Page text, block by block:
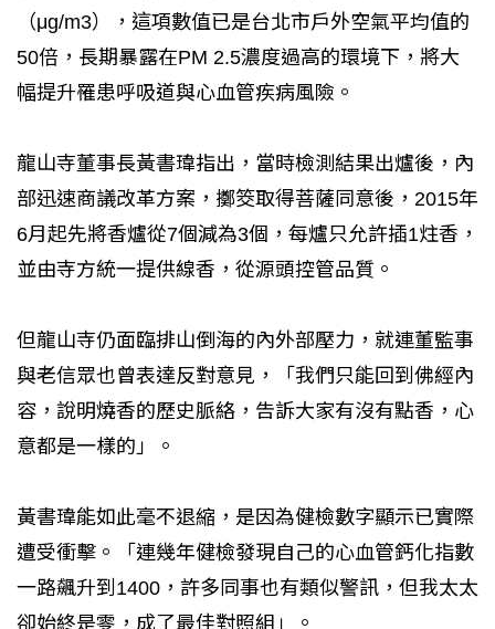
（μg/m3），這項數值已是台北市戶外空氣平均值的
50倍，長期暴露在PM 2.5濃度過高的環境下，將大
幅提升罹患呼吸道與心血管疾病風險。
龍山寺董事長黃書瑋指出，當時檢測結果出爐後，內
部迅速商議改革方案，擲筊取得菩薩同意後，2015年
6月起先將香爐從7個減為3個，每爐只允許插1炷香，
並由寺方統一提供線香，從源頭控管品質。
但龍山寺仍面臨排山倒海的內外部壓力，就連董監事
與老信眾也曾表達反對意見，「我們只能回到佛經內
容，說明燒香的歷史脈絡，告訴大家有沒有點香，心
意都是一樣的」。
黃書瑋能如此毫不退縮，是因為健檢數字顯示已實際
遭受衝擊。「連幾年健檢發現自己的心血管鈣化指數
一路飆升到1400，許多同事也有類似警訊，但我太太
卻始終是零，成了最佳對照組」。